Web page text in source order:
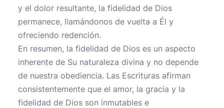
y el dolor resultante, la fidelidad de Dios
permanece, llamándonos de vuelta a Él y
ofreciendo redención.
En resumen, la fidelidad de Dios es un aspecto
inherente de Su naturaleza divina y no depende
de nuestra obediencia. Las Escrituras afirman
consistentemente que el amor, la gracia y la
fidelidad de Dios son inmutables e